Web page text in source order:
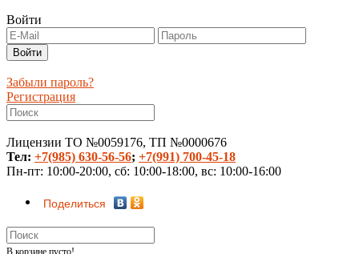
Войти
Забыли пароль?
Регистрация
Лицензии ТО №0059176, ТП №0000676
Тел: +7(985) 630-56-56; +7(991) 700-45-18
Пн-пт: 10:00-20:00, сб: 10:00-18:00, вс: 10:00-16:00
Поделиться
В корзине пусто!